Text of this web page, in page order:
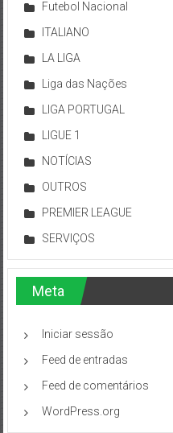
Futebol Nacional
ITALIANO
LA LIGA
Liga das Nações
LIGA PORTUGAL
LIGUE 1
NOTÍCIAS
OUTROS
PREMIER LEAGUE
SERVIÇOS
Meta
Iniciar sessão
Feed de entradas
Feed de comentários
WordPress.org